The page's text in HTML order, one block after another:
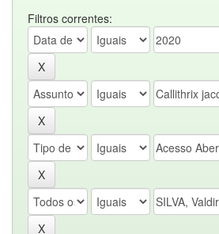
Filtros correntes: